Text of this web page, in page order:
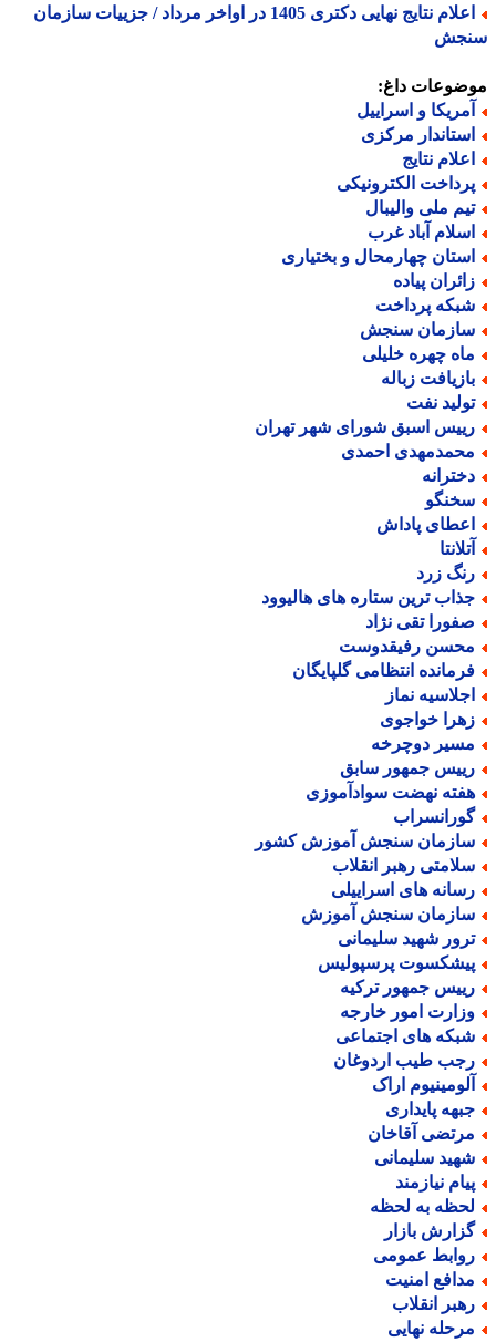
اعلام نتایج نهایی دکتری 1405 در اواخر مرداد / جزییات سازمان
داغ:
و اسراییل
مرکزی
نتایج
الکترونیکی
ملی والیبال
آباد غرب
چهارمحال و بختیاری
پیاده
پرداخت
سنجش
چهره خلیلی
زباله
نفت
اسبق شورای شهر تهران
احمدی
پاداش
زرد
ترین ستاره های هالیوود
تقی نژاد
رفیقدوست
انتظامی گلپایگان
نماز
خواجوی
دوچرخه
جمهور سابق
نهضت سوادآموزی
سنجش آموزش کشور
رهبر انقلاب
های اسراییلی
سنجش آموزش
شهید سلیمانی
پرسپولیس
جمهور ترکیه
امور خارجه
های اجتماعی
طیب اردوغان
اراک
پایداری
آقاخان
سلیمانی
نیازمند
به لحظه
بازار
عمومی
امنیت
انقلاب
نهایی